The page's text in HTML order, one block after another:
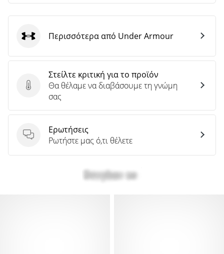
Στείλτε κριτική για το προϊόν
Στείλτε κριτική για το προϊόν
Θα θέλαμε να διαβάσουμε τη γνώμη
σας
Ερωτήσεις
Ερωτήσεις
Ρωτήστε μας ό,τι θέλετε
Under Armour
Περισσότερα από Under Armour